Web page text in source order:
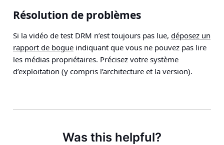
Résolution de problèmes
Si la vidéo de test DRM n’est toujours pas lue, déposez un
rapport de bogue indiquant que vous ne pouvez pas lire
les médias propriétaires. Précisez votre système
d’exploitation (y compris l’architecture et la version).
Was this helpful?